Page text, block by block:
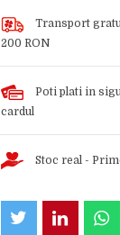
Transport
200 RON
Poti plati in
cardul
Stoc real -